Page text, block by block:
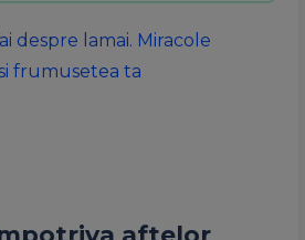
despre lamai. Miracole
frumusetea ta